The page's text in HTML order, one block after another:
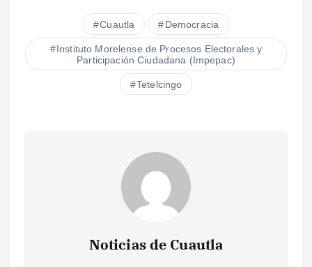
Cuautla Democracia
Instituto Morelense de Procesos Electorales y
Participación Ciudadana (Impepac)
Tetelcingo
Noticias de Cuautla